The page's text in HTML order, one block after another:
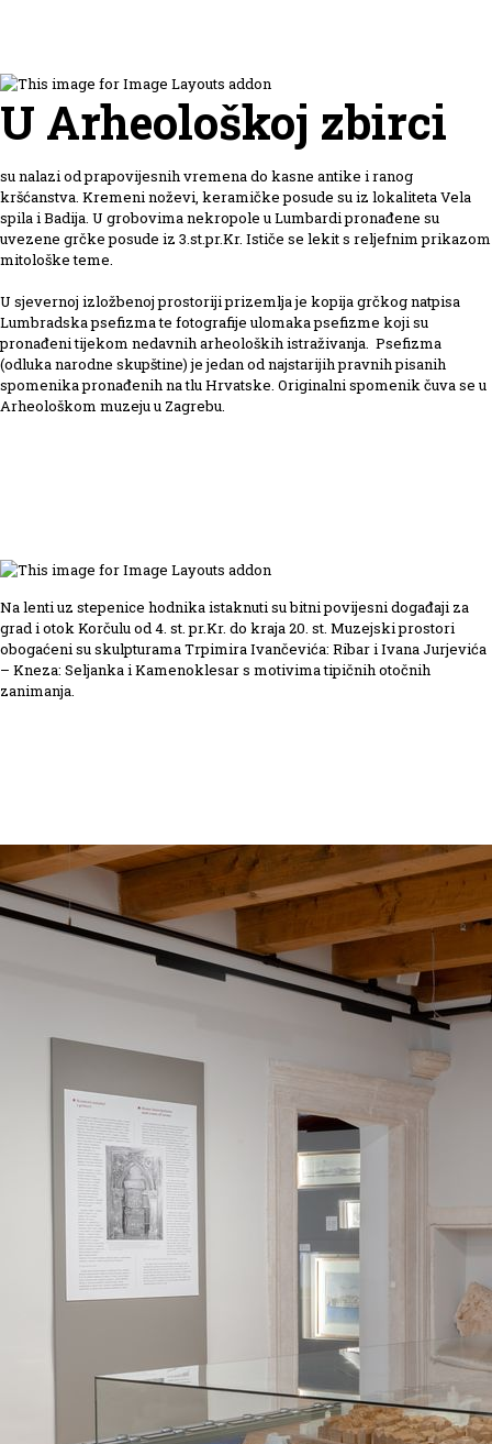
U Arheološkoj zbirci
su nalazi od prapovijesnih vremena do kasne antike i ranog
kršćanstva. Kremeni noževi, keramičke posude su iz lokaliteta Vela
spila i Badija. U grobovima nekropole u Lumbardi pronađene su
uvezene grčke posude iz 3.st.pr.Kr. Ističe se lekit s reljefnim prikazom
mitološke teme.
U sjevernoj izložbenoj prostoriji prizemlja je kopija grčkog natpisa
Lumbradska psefizma te fotografije ulomaka psefizme koji su
pronađeni tijekom nedavnih arheoloških istraživanja. Psefizma
(odluka narodne skupštine) je jedan od najstarijih pravnih pisanih
spomenika pronađenih na tlu Hrvatske. Originalni spomenik čuva se u
Arheološkom muzeju u Zagrebu.
Na lenti uz stepenice hodnika istaknuti su bitni povijesni događaji za
grad i otok Korčulu od 4. st. pr.Kr. do kraja 20. st. Muzejski prostori
obogaćeni su skulpturama Trpimira Ivančevića: Ribar i Ivana Jurjevića
– Kneza: Seljanka i Kamenoklesar s motivima tipičnih otočnih
zanimanja.